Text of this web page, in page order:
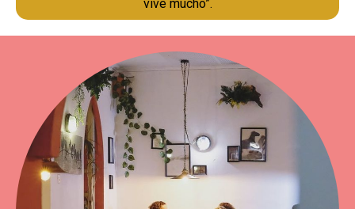
vive mucho”.